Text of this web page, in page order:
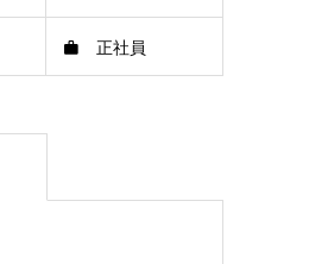
正社員